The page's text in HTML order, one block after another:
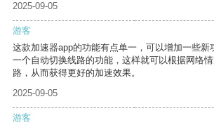
2025-09-05
游客
这款加速器app的功能有点单一，可以增加一些新
一个自动切换线路的功能，这样就可以根据网络
路，从而获得更好的加速效果。
2025-09-05
游客